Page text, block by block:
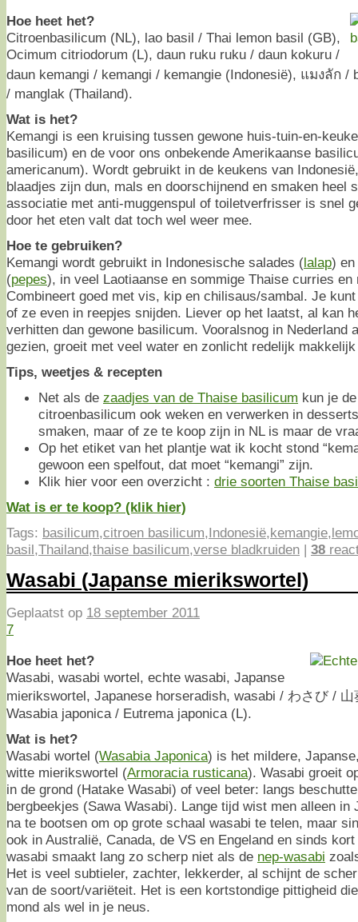
Hoe heet het?
Citroenbasilicum (NL), lao basil / Thai lemon basil (GB),
Ocimum citriodorum (L), daun ruku ruku / daun kokuru /
daun kemangi / kemangi / kemangie (Indonesië), แมงลัก /
/ manglak (Thailand).
Wat is het?
Kemangi is een kruising tussen gewone huis-tuin-en-
basilicum) en de voor ons onbekende Amerikaanse
americanum). Wordt gebruikt in de keukens van
blaadjes zijn dun, mals en doorschijnend en smaken heel
associatie met anti-muggenspul of toiletverfrisser is snel
door het eten valt dat toch wel weer mee.
Hoe te gebruiken?
Kemangi wordt gebruikt in Indonesische salades (lalap) en
(pepes), in veel Laotiaanse en sommige Thaise curries
Combineert goed met vis, kip en chilisaus/sambal. Je
of ze even in reepjes snijden. Liever op het laatst, al kan
verhitten dan gewone basilicum. Vooralsnog in Nederland
gezien, groeit met veel water en zonlicht redelijk
Tips, weetjes & recepten
Net als de zaadjes van de Thaise basilicum kun je
citroenbasilicum ook weken en verwerken in
smaken, maar of ze te koop zijn in NL is maar de
Op het etiket van het plantje wat ik kocht stond
gewoon een spelfout, dat moet “kemangi” zijn.
Klik hier voor een overzicht : drie soorten Thaise
Wat is er te koop? (klik hier)
Tags: basilicum,citroen basilicum,Indonesië,kemangie,
basil,Thailand,thaise basilicum,verse bladkruiden | 38
Wasabi (Japanse mierikswortel)
Geplaatst op 18 september 2011
7
Hoe heet het?
Wasabi, wasabi wortel, echte wasabi, Japanse
mierikswortel, Japanese horseradish, wasabi / わさび /
Wasabia japonica / Eutrema japonica (L).
Wat is het?
Wasabi wortel (Wasabia Japonica) is het mildere,
witte mierikswortel (Armoracia rusticana). Wasabi groeit
in de grond (Hatake Wasabi) of veel beter: langs
bergbeekjes (Sawa Wasabi). Lange tijd wist men alleen in
na te bootsen om op grote schaal wasabi te telen, maar
ook in Australië, Canada, de VS en Engeland en sinds
wasabi smaakt lang zo scherp niet als de nep-wasabi
Het is veel subtieler, zachter, lekkerder, al schijnt de
van de soort/variëteit. Het is een kortstondige pittigheid
mond als wel in je neus.